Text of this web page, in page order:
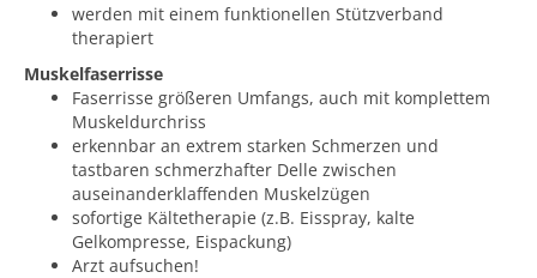
werden mit einem funktionellen Stützverband
therapiert
Muskelfaserrisse
Faserrisse größeren Umfangs, auch mit komplettem
Muskeldurchriss
erkennbar an extrem starken Schmerzen und
tastbaren schmerzhafter Delle zwischen
auseinanderklaffenden Muskelzügen
sofortige Kältetherapie (z.B. Eisspray, kalte
Gelkompresse, Eispackung)
Arzt aufsuchen!